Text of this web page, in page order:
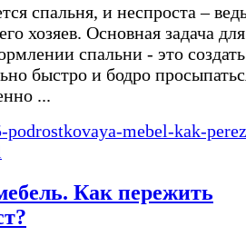
спальня, и неспроста –
хозяев. Основная задача для
спальни - это создать
быстро и бодро
...
Как пережить